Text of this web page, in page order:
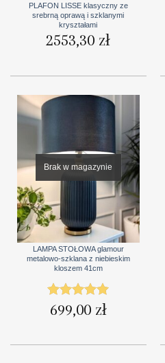
PLAFON LISSE klasyczny ze
srebrną oprawą i szklanymi
kryształami
2553,30 zł
Brak w magazynie
LAMPA STOŁOWA glamour
metalowo-szklana z niebieskim
kloszem 41cm
Oceniono5
na 5
699,00 zł